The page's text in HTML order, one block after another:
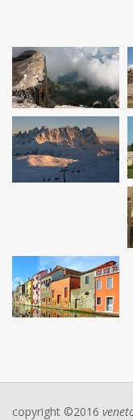
copyright ©2016